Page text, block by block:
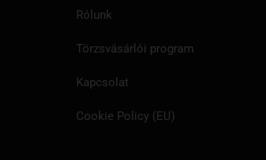
Rólunk
Törzsvásárlói program
Kapcsolat
Cookie Policy (EU)